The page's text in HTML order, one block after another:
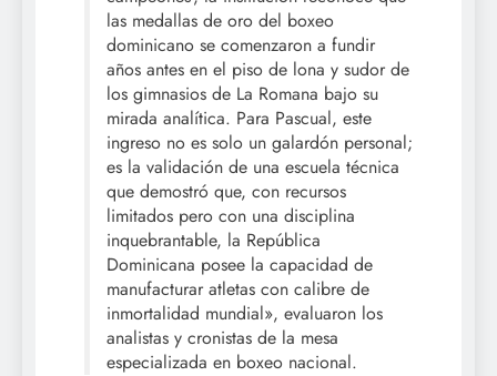
las medallas de oro del boxeo
dominicano se comenzaron a fundir
años antes en el piso de lona y sudor de
los gimnasios de La Romana bajo su
mirada analítica. Para Pascual, este
ingreso no es solo un galardón personal;
es la validación de una escuela técnica
que demostró que, con recursos
limitados pero con una disciplina
inquebrantable, la República
Dominicana posee la capacidad de
manufacturar atletas con calibre de
inmortalidad mundial», evaluaron los
analistas y cronistas de la mesa
especializada en boxeo nacional.